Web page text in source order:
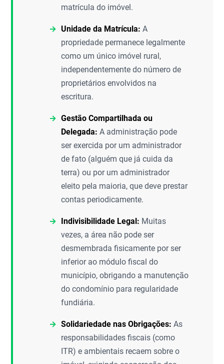
matrícula do imóvel.
Unidade da Matrícula: A
propriedade permanece legalmente
como um único imóvel rural,
independentemente do número de
proprietários envolvidos na
escritura.
Gestão Compartilhada ou
Delegada: A administração pode
ser exercida por um administrador
de fato (alguém que já cuida da
terra) ou por um administrador
eleito pela maioria, que deve prestar
contas periodicamente.
Indivisibilidade Legal: Muitas
vezes, a área não pode ser
desmembrada fisicamente por ser
inferior ao módulo fiscal do
município, obrigando a manutenção
do condomínio para regularidade
fundiária.
Solidariedade nas Obrigações: As
responsabilidades fiscais (como
ITR) e ambientais recaem sobre o